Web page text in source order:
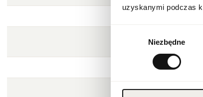
uzyskanymi podczas
Niezbędne